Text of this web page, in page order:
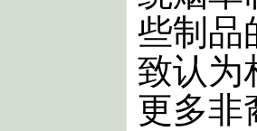
些制品
致认为
更多非